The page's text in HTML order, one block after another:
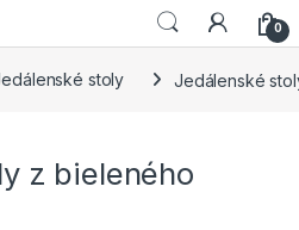
0
stoly Jedálenské
z bieleného